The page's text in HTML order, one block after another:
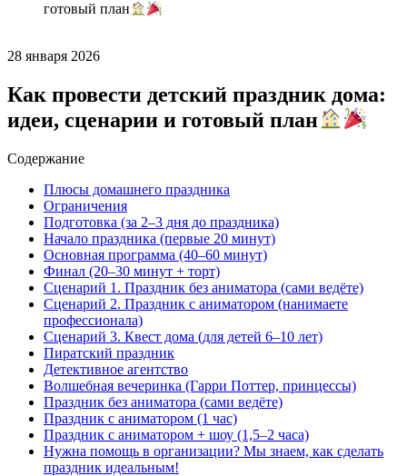
готовый план
28 января 2026
Как провести детский праздник дома:
идеи, сценарии и готовый план
Содержание
Плюсы домашнего праздника
Ограничения
Подготовка (за 2–3 дня до праздника)
Начало праздника (первые 20 минут)
Основная программа (40–60 минут)
Финал (20–30 минут + торт)
Сценарий 1. Праздник без аниматора (сами ведёте)
Сценарий 2. Праздник с аниматором (нанимаете
профессионала)
Сценарий 3. Квест дома (для детей 6–10 лет)
Пиратский праздник
Детективное агентство
Волшебная вечеринка (Гарри Поттер, принцессы)
Праздник без аниматора (сами ведёте)
Праздник с аниматором (1 час)
Праздник с аниматором + шоу (1,5–2 часа)
Нужна помощь в организации? Мы знаем, как сделать
праздник идеальным!